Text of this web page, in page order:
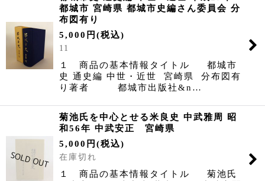
都城市 宮崎県 都城市史編さん委員会 分
布図有り
5,000 円 (税込)
11
１ 商品の基本情報タイトル 都城市
史 通史編 中世・近世 宮崎県 分布図有
り著者 都城市出版社&n…
菊池氏を中心とせる米良史 中武雅周 昭
和56年 中武安正 宮崎県
5,000 円 (税込)
在庫切れ
１ 商品の基本情報タイトル 菊池氏